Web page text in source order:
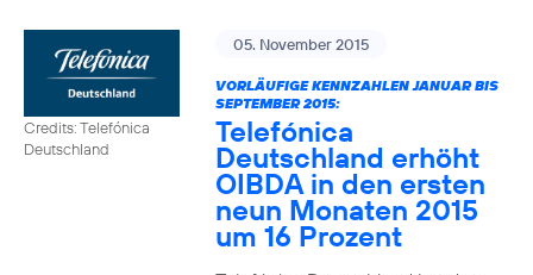
Credits: Telefónica
Deutschland
05. November 2015
VORLÄUFIGE KENNZAHLEN JANUAR BIS
SEPTEMBER 2015:
Telefónica
Deutschland erhöht
OIBDA in den ersten
neun Monaten 2015
um 16 Prozent